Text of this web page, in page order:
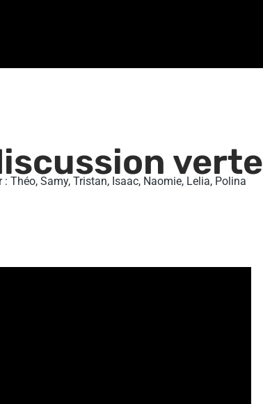
verte
: Théo, Samy, Tristan, Isaac, Naomie, Lelia, Polina